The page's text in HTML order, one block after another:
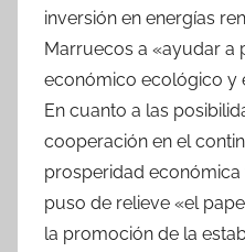
inversión en energías
Marruecos a «ayudar a
económico ecológico y
En cuanto a las
cooperación en el
prosperidad económica
puso de relieve «el
la promoción de la